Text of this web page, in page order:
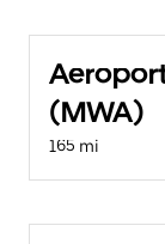
(MWA)
165 mi